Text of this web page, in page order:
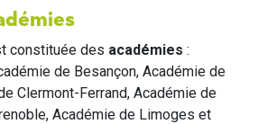
constituée des académies :
de Besançon, Académie de
Clermont-Ferrand, Académie de
Académie de Limoges et